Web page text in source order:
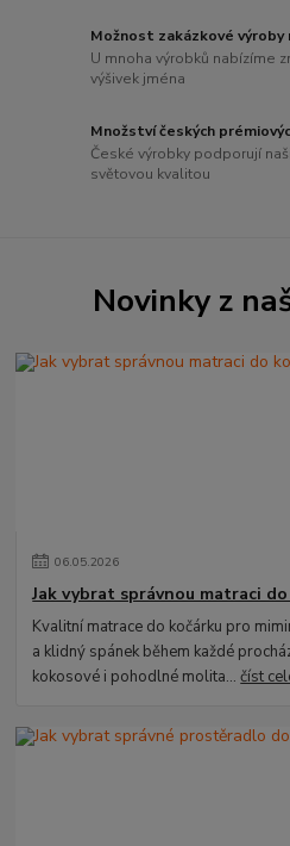
Možnost zakázkové výroby
U mnoha výrobků nabízíme
výšivek jména
Množství českých
České výrobky podporují
světovou kvalitou
Novinky z
06.05.2026
Jak vybrat správnou matraci
Kvalitní matrace do kočárku pro
a klidný spánek během každé
kokosové i pohodlné molita...číst